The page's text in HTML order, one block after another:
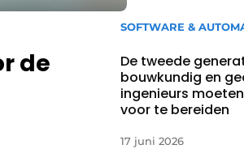
de
SOFTWARE &
De tweede
bouwkundig en
ingenieurs
voor te bereiden
17 juni 2026